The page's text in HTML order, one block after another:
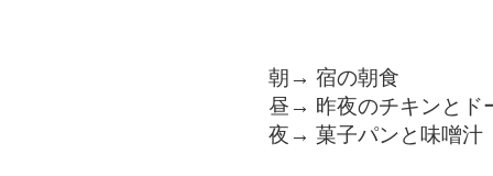
朝→ 宿の朝食
昼→ 昨夜のチキンとド
夜→ 菓子パンと味噌汁